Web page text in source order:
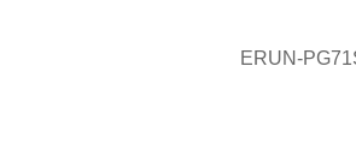
ERUN-